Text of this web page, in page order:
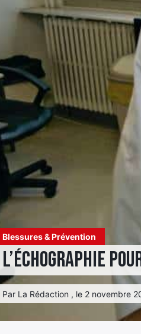
Blessures & Prévention
L’échographie
Par La Rédaction , le 2 novembre